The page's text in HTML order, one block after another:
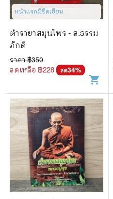
หน้าแรกมีขีดเขียน
ตำรายาสมุนไพร - ส.ธรรม
ภักดี
ราคา ฿350
ลดเหลือ ฿228 ลด34%
shopping_cart
🐲 หนังสือเด็ก
🌎 International Books
🎲 Board Game